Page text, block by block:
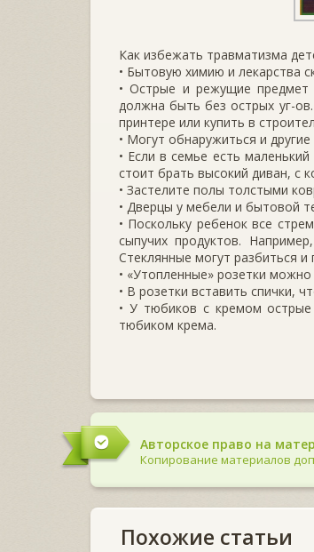
Как избежать травматизма
• Бытовую химию и лекарства
• Острые и режущие предмет
должна быть без острых уг-
принтере или купить в
• Могут обнаружиться и
• Если в семье есть
стоит брать высокий диван, с
• Застелите полы толстыми
• Дверцы у мебели и бытовой
• Поскольку ребенок все
сыпучих продуктов.
Стеклянные могут разбиться и
• «Утопленные» розетки
• В розетки вставить спички,
• У тюбиков с кремом
тюбиком крема.
Авторское право на
Копирование материалов
Похожие статьи